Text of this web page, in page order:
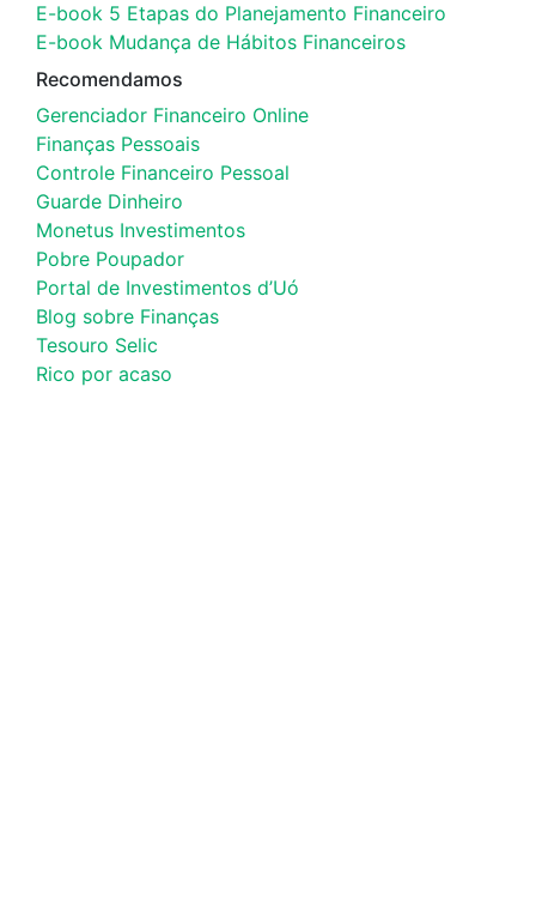
E-book 5 Etapas do Planejamento Financeiro
E-book Mudança de Hábitos Financeiros
Recomendamos
Gerenciador Financeiro Online
Finanças Pessoais
Controle Financeiro Pessoal
Guarde Dinheiro
Monetus Investimentos
Pobre Poupador
Portal de Investimentos d’Uó
Blog sobre Finanças
Tesouro Selic
Rico por acaso